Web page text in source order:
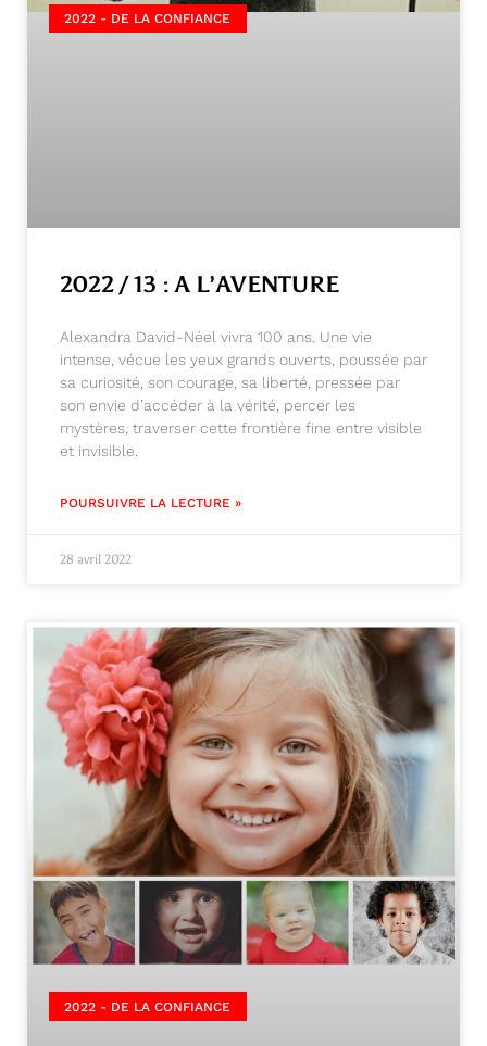
2022 - DE LA CONFIANCE
2022 / 13 : A L’AVENTURE
Alexandra David-Néel vivra 100 ans. Une vie
intense, vécue les yeux grands ouverts, poussée par
sa curiosité, son courage, sa liberté, pressée par
son envie d’accéder à la vérité, percer les
mystères, traverser cette frontière fine entre visible
et invisible.
POURSUIVRE LA LECTURE »
28 avril 2022
2022 - DE LA CONFIANCE